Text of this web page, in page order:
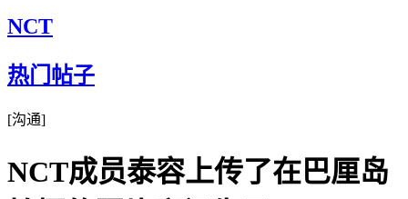
NCT
热门帖子
[沟通]
NCT成员泰容上传了在巴厘岛